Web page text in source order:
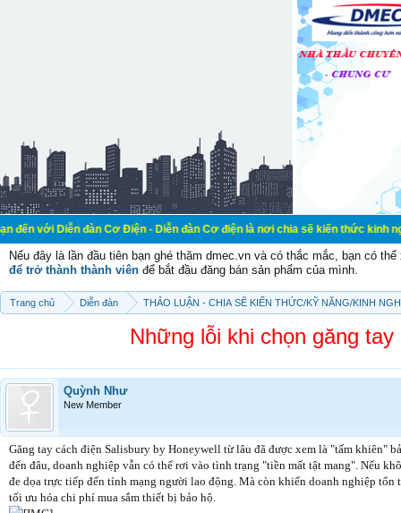
đàn Cơ Điện - Diễn đàn Cơ điện là nơi chia sẽ kiến thức kinh nghiệm
Nếu đây là lần đầu tiên bạn ghé thăm dmec.vn và có thắc mắc, bạn có
để trở thành thành viên để bắt đầu đăng bán sản phẩm của mình.
Trang chủ Diễn đàn THẢO LUẬN - CHIA SẼ KIẾN THỨC/KỸ NĂNG/KINH
Những lỗi khi chọn găng
Quỳnh Như
New Member
Găng tay cách điện Salisbury by Honeywell từ lâu đã được xem là "tấm khiên"
đến đâu, doanh nghiệp vẫn có thể rơi vào tình trạng "tiền mất tật mang". Nếu
đe dọa trực tiếp đến tính mạng người lao động. Mà còn khiến doanh nghiệp
tối ưu hóa chi phí mua sắm thiết bị bảo hộ.